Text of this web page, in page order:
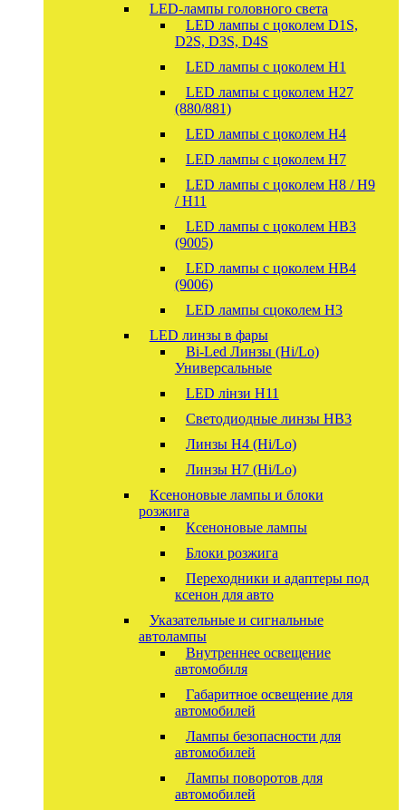
LED-лампы головного света
LED лампы с цоколем D1S,
D2S, D3S, D4S
LED лампы с цоколем H1
LED лампы с цоколем H27
(880/881)
LED лампы с цоколем H4
LED лампы с цоколем H7
LED лампы с цоколем H8 / H9
/ H11
LED лампы с цоколем HB3
(9005)
LED лампы с цоколем HB4
(9006)
LED лампы сцоколем H3
LED линзы в фары
Bi-Led Линзы (Hi/Lo)
Универсальные
LED лінзи H11
Светодиодные линзы HB3
Линзы Н4 (Hi/Lo)
Линзы Н7 (Hi/Lo)
Ксеноновые лампы и блоки
розжига
Ксеноновые лампы
Блоки розжига
Переходники и адаптеры под
ксенон для авто
Указательные и сигнальные
автолампы
Внутреннее освещение
автомобиля
Габаритное освещение для
автомобилей
Лампы безопасности для
автомобилей
Лампы поворотов для
автомобилей